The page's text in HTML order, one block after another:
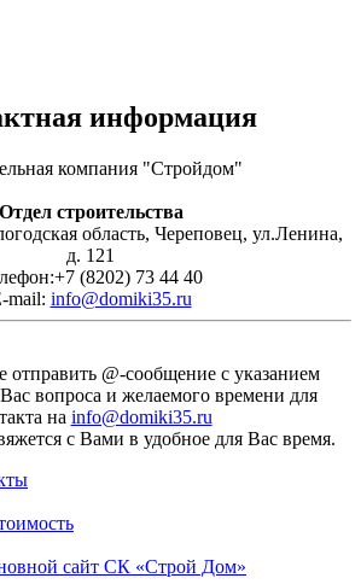
информация
компания "Стройдом"
Отдел строительства
область, Череповец, ул.Ленина,
д. 121
+7 (8202) 73 44 40
mail: info@domiki35.ru
@-сообщение с указанием
вопроса и желаемого времени для
на info@domiki35.ru
с Вами в удобное для Вас время.
сайт СК «Строй Дом»